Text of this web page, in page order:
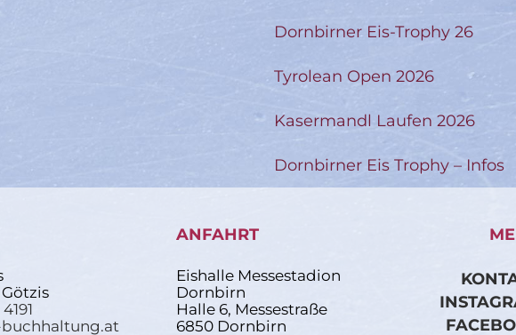
Dornbirner Eis-Trophy 26
Tyrolean Open 2026
Kasermandl Laufen 2026
Dornbirner Eis Trophy – Infos
ANFAHRT
Eishalle Messestadion
Dornbirn
Halle 6, Messestraße
6850 Dornbirn